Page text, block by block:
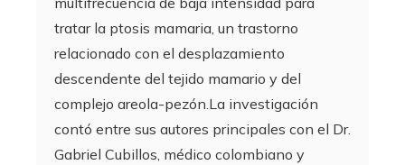
tratar la ptosis mamaria, un trastorno
relacionado con el desplazamiento
descendente del tejido mamario y del
complejo areola-pezón.La investigación
contó entre sus autores principales con el Dr.
Gabriel Cubillos, médico colombiano y